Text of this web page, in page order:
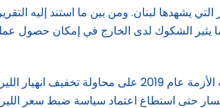
يشهدها لبنان. ومن بين ما استند إليه
يثير الشكوك لدى الخارج في إمكان حصول
أما بالنسبة إلى ما توقعه التقرير من انخفاض في قيمة الليرة اللبنانية، فيوضح جباعي أن “المصرف المركزي عمل بطرق
حتى استطاع اعتماد سياسة ضبط سعر الليرة